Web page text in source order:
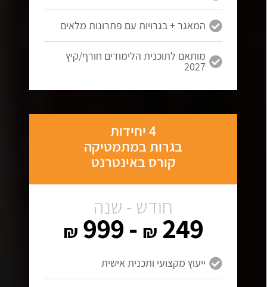
המאגר + בגרויות עם פתרונות מלאים
מותאם לתוכנית הלימודים חורף/קיץ
2027
4 יחידות
בגרות במתמטיקה
קורס באינטרנט
חודש - שנה
249
₪
- 999
₪
ייעוץ מקצועי ותכנית אישית